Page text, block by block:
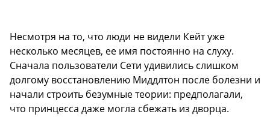
Несмотря на то, что люди не видели Кейт уже
несколько месяцев, ее имя постоянно на слуху.
Сначала пользователи Сети удивились слишком
долгому восстановлению Миддлтон после болезни и
начали строить безумные теории: предполагали,
что принцесса даже могла сбежать из дворца.